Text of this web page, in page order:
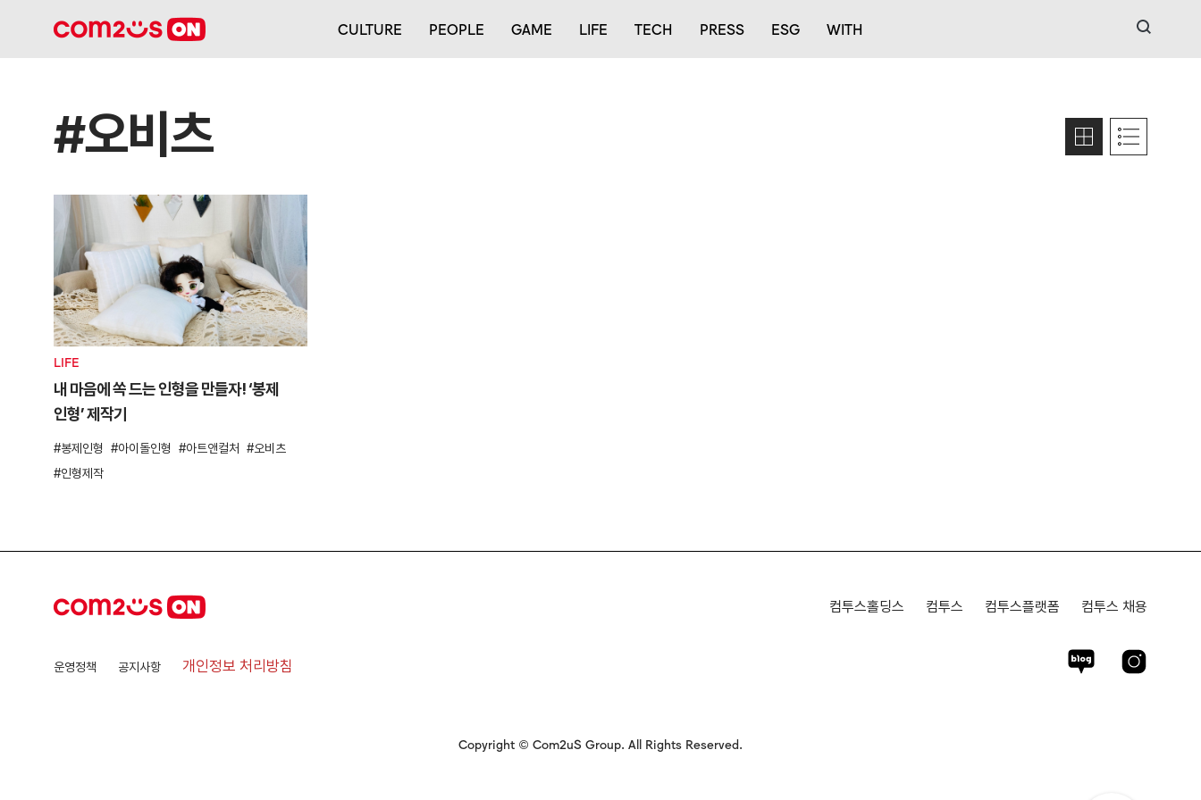
CULTURE PEOPLE GAME LIFE TECH PRESS ESG WITH 검색
#오비츠
LIFE
내 마음에 쏙 드는 인형을 만들자! ‘봉제
인형’ 제작기
봉제인형 아이돌인형 아트앤컬처
오비츠
인형제작
운영정책 공지사항 개인정보 처리방침
컴투스홀딩스 컴투스 컴투스플랫폼 컴투스 채용
Copyright © Com2uS Group. All Rights Reserved.